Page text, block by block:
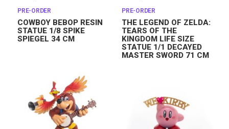
COWBOY BEBOP RESIN
STATUE 1/8 SPIKE
SPIEGEL 34 CM
PRE-ORDER
THE LEGEND OF ZELDA:
TEARS OF THE
KINGDOM LIFE SIZE
STATUE 1/1 DECAYED
MASTER SWORD 71 CM
PRE-ORDER